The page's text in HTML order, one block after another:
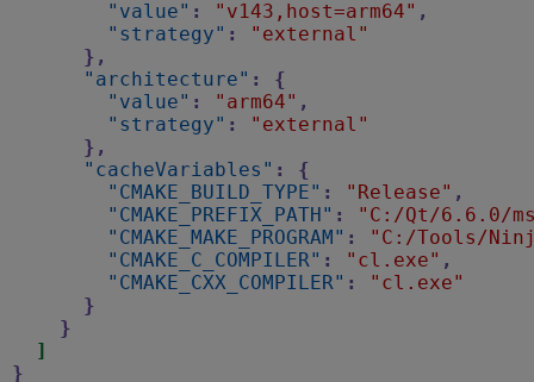
"value" : "v143,host=arm64" ,
"strategy" :
"external"
},
"architecture" :
{
"value" : "arm64" ,
"strategy" :
"external"
},
"cacheVariables" :
{
"CMAKE_BUILD_TYPE" : "Release" ,
"CMAKE_PREFIX_PATH" :
"C:/Qt/6.6.0/
"CMAKE_MAKE_PROGRAM" :
"C:/Tools/
"CMAKE_C_COMPILER" : "cl.exe" ,
"CMAKE_CXX_COMPILER" :
"cl.exe"
}
}
]
}